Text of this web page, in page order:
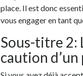
place. Il est donc
vous engager en tant
Sous-titre 2:
caution